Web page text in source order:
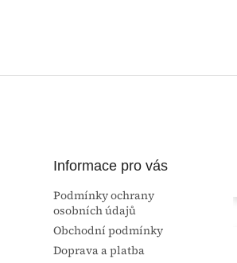
Informace pro vás
Podmínky ochrany
osobních údajů
Obchodní podmínky
Doprava a platba